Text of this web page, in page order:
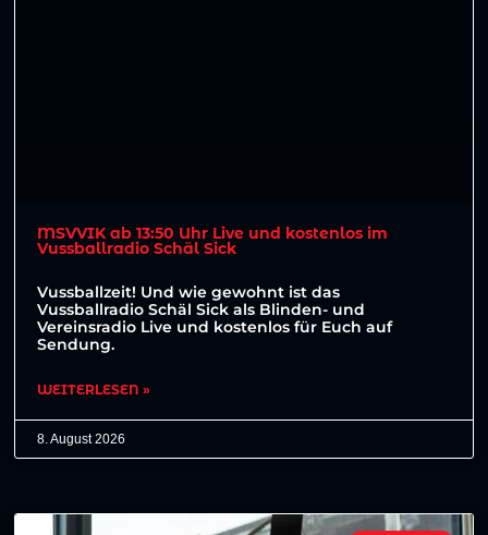
MSVVIK ab 13:50 Uhr Live und kostenlos im
Vussballradio Schäl Sick
Vussballzeit! Und wie gewohnt ist das
Vussballradio Schäl Sick als Blinden- und
Vereinsradio Live und kostenlos für Euch auf
Sendung.
WEITERLESEN »
8. August 2026